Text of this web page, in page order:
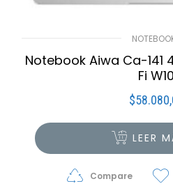
Notebook Aiwa Ca-141
Fi W10
$
LEER
Compare